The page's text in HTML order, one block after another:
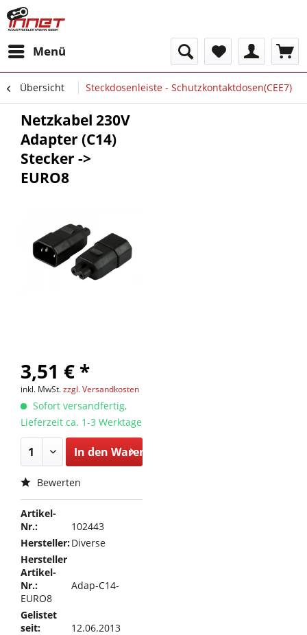
Menü
Übersicht Steckdosenleiste - Schutzkontaktdosen(CEE7)
Netzkabel 230V
Adapter (C14)
Stecker ->
EURO8
3,51 € *
inkl. MwSt.zzgl. Versandkosten
Sofort versandfertig,
Lieferzeit ca. 1-3 Werktage
In den Warenkorb
Bewerten
Artikel-
Nr.:
102443
Hersteller:Diverse
Hersteller
Artikel-
Nr.:
Adap-C14-
EURO8
Gelistet
seit:
12.06.2013